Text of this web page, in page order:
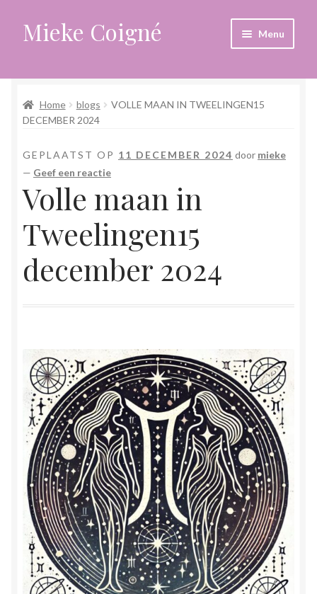
Ga
door
navigatie
Ga
naar
inhoud
Mieke Coigné Menu
Afrekenen
Anders leven in een sterk veranderende tijd
Blogs
Magische helende verhalen ©Mieke
Mijn account
Mindfulness en Hartcoherentie
Narcisme
Nieuw boek ‘Pareltjes in de Oceaan.’ Meditatieve haiku’s
in woord en beeld
Priesteressen van Isis- Hal der Zuilen
Home blogs
VOLLE MAAN IN TWEELINGEN15
DECEMBER 2024
GEPLAATST OP 11 DECEMBER 2024 door mieke
— Geef een reactie
Volle maan in
Tweelingen15
december 2024